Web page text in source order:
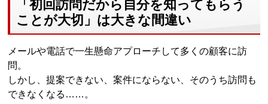
「初回訪問だから自分を知ってもらう
ことが大切」は大きな間違い
メールや電話で一生懸命アプローチして多くの顧客に訪
問。
しかし、提案できない、案件にならない、そのうち訪問も
できなくなる……。